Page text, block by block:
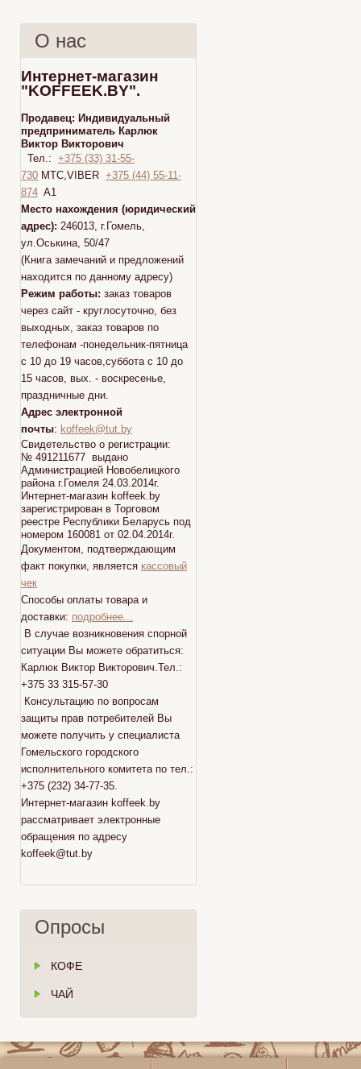
О нас
Интернет-магазин
"KOFFEEK.BY".
Продавец: Индивидуальный
предприниматель Карлюк
Виктор Викторович
Тел.: +375 (33) 31-55-
730 МТС,VIBER +375 (44) 55-11-
874 A1
Место нахождения (юридический
адрес): 246013, г.Гомель,
ул.Оськина, 50/47
(Книга замечаний и предложений
находится по данному адресу)
Режим работы: заказ товаров
через сайт - круглосуточно, без
выходных, заказ товаров по
телефонам -понедельник-пятница
с 10 до 19 часов,суббота с 10 до
15 часов, вых. - воскресенье,
праздничные дни.
Адрес электронной
почты: koffeek@tut.by
Свидетельство о регистрации:
№ 491211677 выдано
Администрацией Новобелицкого
района г.Гомеля 24.03.2014г.
Интернет-магазин koffeek.by
зарегистрирован в Торговом
реестре Республики Беларусь под
номером 160081 от 02.04.2014г.
Документом, подтверждающим
факт покупки, является кассовый
чек
Способы оплаты товара и
доставки: подробнее...
В случае возникновения спорной
ситуации Вы можете обратиться:
Карлюк Виктор Викторович.Тел.:
+375 33 315-57-30
Консультацию по вопросам
защиты прав потребителей Вы
можете получить у специалиста
Гомельского городского
исполнительного комитета по тел.:
+375 (232) 34-77-35.
Интернет-магазин koffeek.by
рассматривает электронные
обращения по адресу
koffeek@tut.by
Опросы
КОФЕ
ЧАЙ